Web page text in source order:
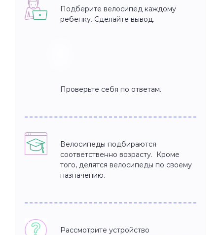
Подберите велосипед каждому
ребенку. Сделайте вывод.
Проверьте себя по ответам.
Велосипеды подбираются
соответственно возрасту. Кроме
того, делятся велосипеды по своему
назначению.
Рассмотрите устройство